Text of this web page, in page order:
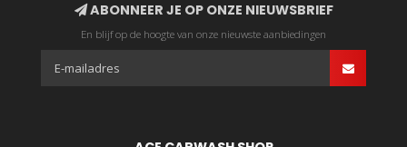
ABONNEER JE OP ONZE NIEUWSBRIEF
En blijf op de hoogte van onze nieuwste aanbiedingen